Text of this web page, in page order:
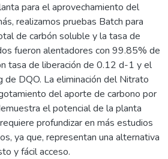
para el aprovechamiento del
realizamos pruebas Batch para
de carbón soluble y la tasa de
fueron alentadores con 99.85% de
tasa de liberación de 0.12 d-1 y el
DQO. La eliminación del Nitrato
del aporte de carbono por
el potencial de la planta
profundizar en más estudios
ya que, representan una alternativa
y fácil acceso.